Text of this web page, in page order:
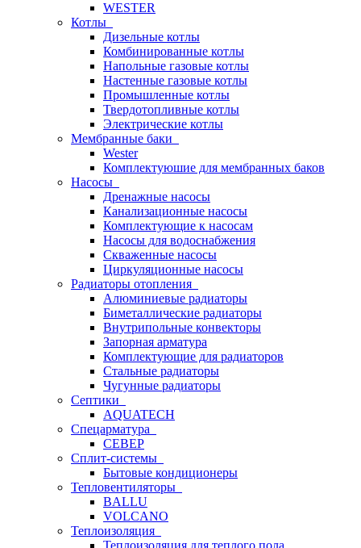
WESTER
Котлы
Дизельные котлы
Комбинированные котлы
Напольные газовые котлы
Настенные газовые котлы
Промышленные котлы
Твердотопливные котлы
Электрические котлы
Мембранные баки
Wester
Комплектуюшие для мембранных баков
Насосы
Дренажные насосы
Канализационные насосы
Комплектующие к насосам
Насосы для водоснабжения
Скваженные насосы
Циркуляционные насосы
Радиаторы отопления
Алюминиевые радиаторы
Биметаллические радиаторы
Внутрипольные конвекторы
Запорная арматура
Комплектующие для радиаторов
Стальные радиаторы
Чугунные радиаторы
Септики
AQUATECH
Спецарматура
СЕВЕР
Сплит-системы
Бытовые кондиционеры
Тепловентиляторы
BALLU
VOLCANO
Теплоизоляция
Теплоизоляция для теплого пола